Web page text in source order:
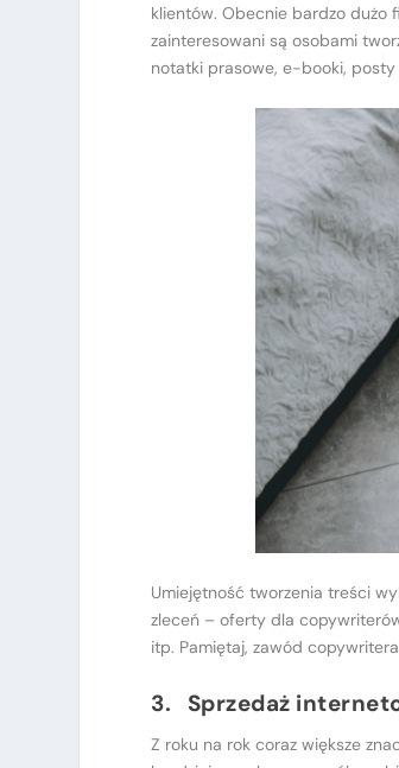
klientów. Obecnie bardzo dużo
zainteresowani są osobami
notatki prasowe, e-booki,
Umiejętność tworzenia treści
zleceń – oferty dla
itp. Pamiętaj, zawód
3. Sprzedaż
Z roku na rok coraz większe